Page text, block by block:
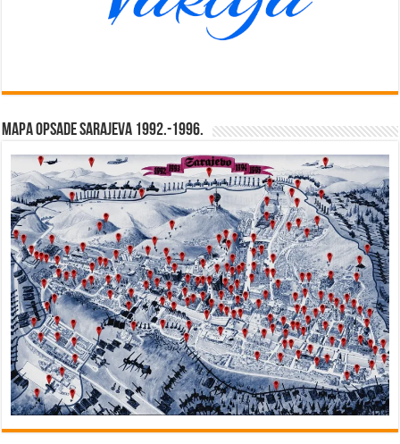
Mapa opsade Sarajeva 1992.-1996.